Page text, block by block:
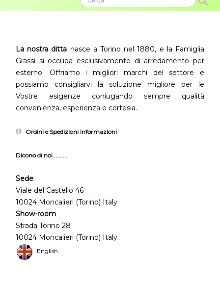
La nostra ditta nasce a Torino nel 1880, e la Famiglia
Grassi si occupa esclusivamente di arredamento per
esterno. Offriamo i migliori marchi del settore e
possiamo consigliarvi la soluzione migliore per le
Vostre esigenze coniugando sempre qualità
convenienza, esperienza e cortesia.
Ordini e Spedizioni Informazioni
Dicono di noi..........
Sede
Viale del Castello 46
10024 Moncalieri (Torino) Italy
Show-room
Strada Torino 28
10024 Moncalieri (Torino) Italy
English